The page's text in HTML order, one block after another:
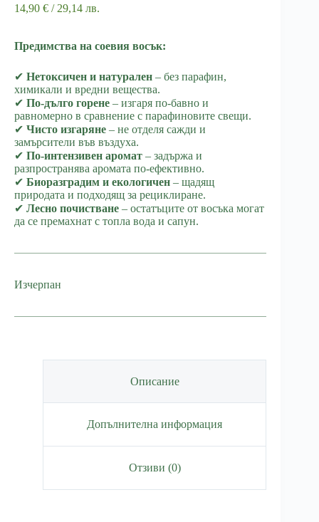
14,90 € / 29,14 лв.
Предимства на соевия восък:
✔ Нетоксичен и натурален – без парафин,
химикали и вредни вещества.
✔ По-дълго горене – изгаря по-бавно и
равномерно в сравнение с парафиновите свещи.
✔ Чисто изгаряне – не отделя сажди и
замърсители във въздуха.
✔ По-интензивен аромат – задържа и
разпространява аромата по-ефективно.
✔ Биоразградим и екологичен – щадящ
природата и подходящ за рециклиране.
✔ Лесно почистване – остатъците от восъка могат
да се премахнат с топла вода и сапун.
Изчерпан
Описание
Допълнителна информация
Отзиви (0)